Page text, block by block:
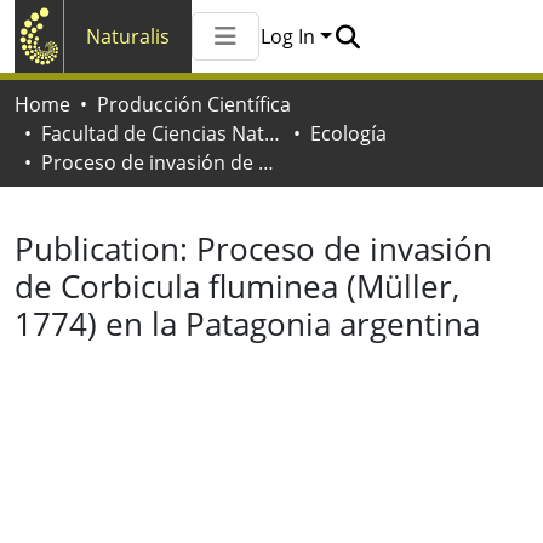
Naturalis
All of Naturalis
Log In
Home
Producción Científica
Facultad de Ciencias Naturales y Museo
Ecología
Proceso de invasión de Corbicula fluminea (Müller, 1774) en la Patagonia argentina
Publication: Proceso de invasión
de Corbicula fluminea (Müller,
1774) en la Patagonia argentina